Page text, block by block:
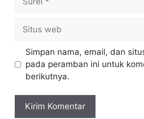
web
Simpan nama, email, dan
pada peramban ini untuk
berikutnya.